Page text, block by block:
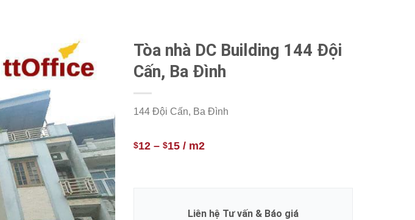
Tòa nhà DC Building 144 Đội
Cấn, Ba Đình
144 Đội Cấn, Ba Đình
$12 – $15 / m2
Liên hệ Tư vấn & Báo giá